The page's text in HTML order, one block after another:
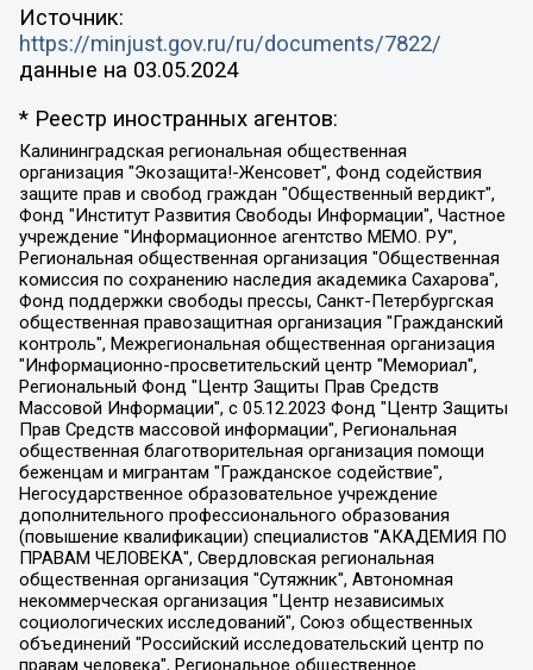
Источник:
https://minjust.gov.ru/ru/documents/7822/
данные на 03.05.2024
* Реестр иностранных агентов:
Калининградская региональная общественная организация "Экозащита!-Женсовет", Фонд содействия защите прав и свобод граждан "Общественный вердикт", Фонд "Институт Развития Свободы Информации", Частное учреждение "Информационное агентство МЕМО. РУ", Региональная общественная организация "Общественная комиссия по сохранению наследия академика Сахарова", Фонд поддержки свободы прессы, Санкт-Петербургская общественная правозащитная организация "Гражданский контроль", Межрегиональная общественная организация "Информационно-просветительский центр "Мемориал", Региональный Фонд "Центр Защиты Прав Средств Массовой Информации", с 05.12.2023 Фонд "Центр Защиты Прав Средств массовой информации", Региональная общественная благотворительная организация помощи беженцам и мигрантам "Гражданское содействие", Негосударственное образовательное учреждение дополнительного профессионального образования (повышение квалификации) специалистов "АКАДЕМИЯ ПО ПРАВАМ ЧЕЛОВЕКА", Свердловская региональная общественная организация "Сутяжник", Автономная некоммерческая организация "Центр независимых социологических исследований", Союз общественных объединений "Российский исследовательский центр по правам человека", Региональное общественное учреждение научно-информационный центр "МЕМОРИАЛ", Некоммерческая организация "Фонд защиты гласности", Автономная некоммерческая организация "Институт прав человека", Городская общественная организация "Екатеринбургское общество "МЕМОРИАЛ", Городская общественная организация "Рязанское историко-просветительское и правозащитное общество "Мемориал" (Рязанский Мемориал), Челябинский региональный орган общественной самодеятельности – женское общественное объединение "Женщины Евразии", Челябинский региональный орган общественной самодеятельности "Уральская правозащитная группа", Фонд содействия защите здоровья и социальной справедливости имени Андрея Рылькова, Автономная Некоммерческая Организация "Аналитический Центр Юрия Левады", Автономная некоммерческая организация социальной поддержки населения "Проект Апрель", Региональная общественная организация помощи женщинам и детям, находящимся в кризисной ситуации "Информационно-методический центр "Анна", Фонд содействия развитию массовых коммуникаций и правовому просвещению "Так-так-Так", Фонд содействия устойчивому развитию "Серебряная тайга", Свердловский региональный общественный фонд социальных проектов "Новое время", "Idel.Реалии", Кавказ.Реалии, Крым.Реалии, Телеканал Настоящее Время, Татаро-башкирская служба Радио Свобода (Azatliq Radiosi), Радио Свободная Европа/Радио Свобода (PCE/PC), "Сибирь.Реалии", "Фактограф", Благотворительный фонд помощи осужденным и их семьям, Автономная некоммерческая организация "Институт глобализации и социальных движений", Фонд "В защиту прав заключенных", Частное учреждение "Центр поддержки и содействия развитию средств массовой информации", Пензенский региональный общественный благотворительный фонд "Гражданский союз", "Север.Реалии", Некоммерческая организация Фонд "Правовая инициатива", Общество с ограниченной ответственностью "Радио Свободная Европа/Радио Свобода", Чешское информационное агентство "MEDIUM-ORIENT", Красноярская региональная общественная организация "Мы против СПИДа", Камалягин Денис Николаевич, Маркелов Сергей Евгеньевич, Пономарев Лев Александрович, Савицкая Людмила Алексеевна, Автономная некоммерческая организация "Центр по работе с проблемой насилия "НАСИЛИЮ.НЕТ", Межрегиональный профессиональный союз работников здравоохранения "Альянс врачей", Юридическое лицо, зарегистрированное в Латвийской Республике, SIA "Medusa Project" (регистрационный номер 40103797863, дата регистрации 10.06.2014), Некоммерческая организация "Фонд по борьбе с коррупцией", Автономная некоммерческая организация "Институт права и публичной политики", Баданин Роман Сергеевич, Гликин Максим Александрович, Железнова Мария Михайловна, Лукьянова Юлия Сергеевна, Маетная Елизавета Витальевна, Маняхин Петр Борисович, Чуракова Ольга Владимировна, Ярош Юлия Петровна, Юридическое лицо "The Insider SIA", зарегистрированное в Риге, Латвийская Республика (дата регистрации 26.06.2015), являющееся администратором доменного имени интернет-издания "The Insider SIA", https://theins.ru, Постернак Алексей Евгеньевич, Рубин Михаил Аркадьевич, Анин Роман Александрович, Юридическое лицо Istories fonds, зарегистрированное в Латвийской Республике (регистрационный номер 50008295751, дата регистрации 24.02.2020), Великовский Дмитрий Александрович, Долинина Ирина Николаевна, Мароховская Алеся Алексеевна, Шлейнов Роман Юрьевич, Шмагун Олеся Валентиновна, Общество с ограниченной ответственностью "Альтаир 2021", Общество с ограниченной ответственностью "Вега 2021", Общество с ограниченной ответственностью "Главный редактор 2021", Общество с ограниченной ответственностью "Ромашки монолит", Важенков Артем Валерьевич, Ивановская областная общественная организация "Центр гендерных исследований", Гурман Юрий Альбертович, Медиапроект "ОВД-Инфо", Егоров Владимир Владимирович, Жилинский Владимир Александрович, Общество с ограниченной ответственностью "ЗП", Иванова София Юрьевна, Карезина Инна Павловна, Кильтау Екатерина Викторовна, Петров Алексей Викторович, Пискунов Сергей Евгеньевич, Смирнов Сергей Сергеевич, Тихонов Михаил Сергеевич, Общество с ограниченной ответственностью "ЖУРНАЛИСТ-ИНОСТРАННЫЙ АГЕНТ", Арапова Галина Юрьевна, Вольтская Татьяна Анатольевна, Американская компания "Mason G.E.S. Anonymous Foundation" (США), являющаяся владельцем интернет-издания https://mnews.world/, Компания "Stichting Bellingcat", зарегистрированная в Нидерландах (дата регистрации 11.07.2018), Захаров Андрей Вячеславович, Клепиковская Екатерина Дмитриевна, Общество с ограниченной ответственностью "МЕМО", Перл Роман Александрович, Симонов Евгений Алексеевич, Соловьева Елена Анатольевна, Сотников Даниил Владимирович, Сурначева Елизавета Дмитриевна, Автономная некоммерческая организация по защите прав человека и информированию населения "Якутия – Наше Мнение", Общество с ограниченной ответственностью "Москоу диджитал медиа", с 26.01.2023 Общество с ограниченной ответственностью "Чайка Белые сады", Ветошкина Валерия Валерьевна, Заговора Максим Александрович, Межрегиональное общественное движение "Российская ЛГБТ - сеть", Оленичев Максим Владимирович, Павлов Иван Юрьевич, Скворцова Елена Сергеевна, Общество с ограниченной ответственностью "Как бы инагент", Кочетков Игорь Викторович, Общество с ограниченной ответственностью "Честные выборы", Еланчик Олег Александрович, Общество с ограниченной ответственностью "Нобелевский призыв", Гималова Регина Эмилевна, Григорьев Андрей Валерьевич, Григорьева Алина Александровна, Ассоциация по содействию защите прав призывников, альтернативнослужащих и военнослужащих "Правозащитная группа "Гражданин.Армия.Право", Хисамова Регина Фаритовна, Автономная некоммерческая организация по реализации социально-правовых программ "Лилит", Дальневосточное общественное движение "Маяк", Санкт-Петербургская ЛГБТ-инициативная группа "Выход", Инициативная группа ЛГБТ+ "Реверс", Алексеев Андрей Викторович, Бекбулатова Таисия Львовна, Беляев Иван Михайлович, Владыкина Елена Сергеевна, Гельман Марат Александрович, Никульшина Вероника Юрьевна, Толоконникова Надежда Андреевна, Шендерович Виктор Анатольевич, Общество с ограниченной ответственностью "Данное сообщение", Общество с ограниченной ответственностью Издательский дом "Новая глава", Айнбиндер Александра Александровна, Московский комьюнити-центр для ЛГБТ+инициатив, Благотворительный фонд развития филантропии, Deutsche Welle (Германия, Kurt-Schumacher-Strasse 3, 53113 Bonn), Борзунова Мария Михайловна, Воробьев Виктор Викторович, Голубева Анна Львовна, Константинова Алла Михайловна, Малкова Ирина Владимировна, Мурадов Мурад Абдулгалимович, Осетинская Елизавета Николаевна, Понасенков Евгений Николаевич, Ганапольский Матвей Юрьевич, Киселев Евгений Алексеевич, Борухович Ирина Григорьевна, Дремин Иван Тимофеевич, Дубровский Дмитрий Викторович, Красноярская региональная общественная организация поддержки и развития альтернативных образовательных технологий и межкультурных коммуникаций "ИНТЕРРА", Маяковская Екатерина Алексеевна, Фейгин Марк Захарович, Филимонов Андрей Викторович, Дзугкоева Регина Николаевна, Доброхотов Роман Александрович, Дудь Юрий Александрович, Елкин Сергей Владимирович, Кругликов Кирилл Игоревич, Сабунаева Мария Леонидовна, Семенов Алексей Владимирович, Шаинян Карен Багратович, Шульман Екатерина Михайловна, Асафьев Артур Валерьевич, Вахштайн Виктор Семенович, Венедиктов Алексей Алексеевич, Лушникова Екатерина Евгеньевна, Волков Леонид Михайлович, Невзоров Александр Глебович, Пархоменко Сергей Борисович, Сироткин Ярослав Николаевич, Кара-Мурза Владимир Владимирович, Баранова Наталья Владимировна, Гозман Леонид Яковлевич, Кагарлицкий Борис Юльевич, Климарев Михаил Валерьевич, Милов Владимир Станиславович, Автономная некоммерческая организация Краснодарский центр современного искусства "Типография", Моргенштерн Алишер Тагирович, Соболь Любовь Эдуардовна, Общество с ограниченной ответственностью "ЛИЗА НОРМ", Каспаров Гарри Кимович, Ходорковский Михаил Борисович, Общество с ограниченной ответственностью "Апрельские тезисы", Данилович Ирина Брониславовна, Кашин Олег Владимирович, Петров Николай Владимирович, Пивоваров Алексей Владимирович, Соколов Михаил Владимирович, Цветкова Юлия Владимировна, Чичваркин Евгений Александрович, Комитет против пыток/Команда против пыток, Общество с ограниченной ответственностью "Первый научный", Общество с ограниченной ответственностью "Вертолет и ко", Белоцерковская Вероника Борисовна, Кац Максим Евгеньевич, Лазарева Татьяна Юрьевна, Шаведдинов Руслан Табризович, Яшин Илья Валерьевич, Общество с ограниченной ответственностью "Иноагент ААВ", Алешковский Дмитрий Петрович, Альбац Евгения Марковна, Быков Дмитрий Львович, Галямина Юлия Евгеньевна, Лойко Сергей Леонидович, Мартынов Кирилл Константинович, Медведев Сергей Александрович, Крашенинников Федор Геннадиевич, Гордеева Катерина Вл